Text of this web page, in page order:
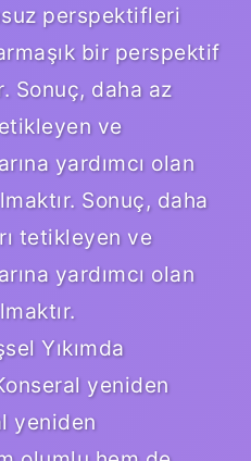
perspektifleri
bir perspektif
Sonuç, daha az
ve
yardımcı olan
Sonuç, daha
tetikleyen ve
yardımcı olan
Yıkımda
yeniden
yeniden